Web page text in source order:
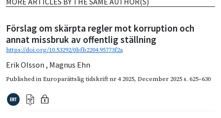
Förslag om skärpta regler mot korruption och
annat missbruk av offentlig ställning
https://doi.org/10.53292/0bfb2204.95773f2a
Erik Olsson , Magnus Ehn
Published inEuroparättslig tidskrift nr 4 2025, December 2025s. 625–630